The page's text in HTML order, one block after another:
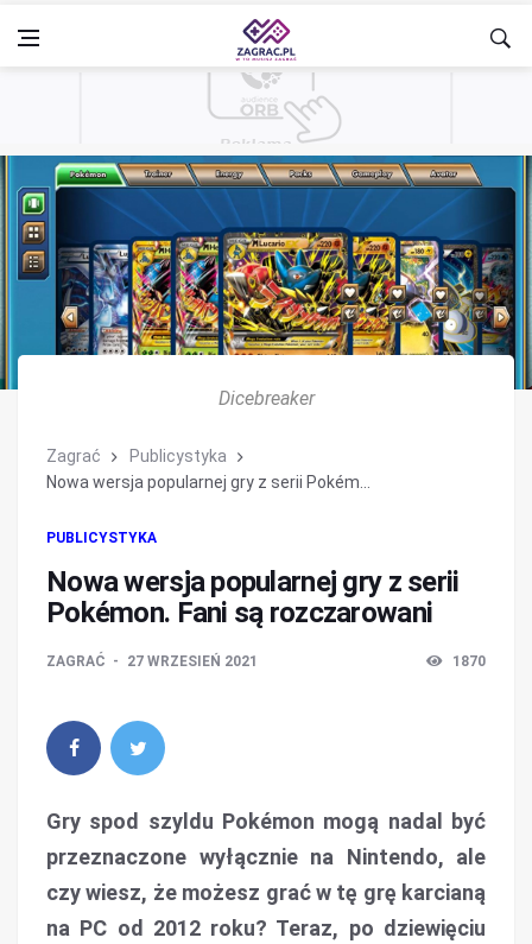
Dicebreaker
Zagrać
Publicystyka
Nowa wersja popularnej gry z serii Pokém...
PUBLICYSTYKA
Nowa wersja popularnej gry z serii
Pokémon. Fani są rozczarowani
ZAGRAĆ 27 WRZESIEŃ 2021 1870
Gry spod szyldu Pokémon mogą nadal być
przeznaczone wyłącznie na Nintendo, ale
czy wiesz, że możesz grać w tę grę karcianą
na PC od 2012 roku? Teraz, po dziewięciu